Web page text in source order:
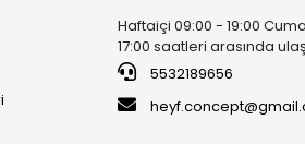
Haftaiçi 09:00 - 19:00
17:00 saatleri arasında
5532189656